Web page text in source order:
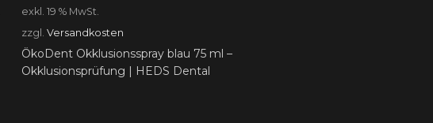
exkl. 19 % MwSt.
zzgl. Versandkosten
ÖkoDent Okklusionsspray blau 75 ml –
Okklusionsprüfung | HEDS Dental